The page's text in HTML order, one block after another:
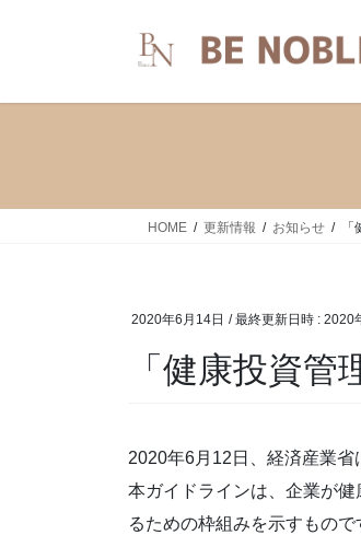
HOME 更新情報 お知らせ
2020年6月14日 / 最終更新日時 : 2020
「健康投資
2020年6月12日、経済産業省
本ガイドラインは、企業が
るための枠組みを示すもので